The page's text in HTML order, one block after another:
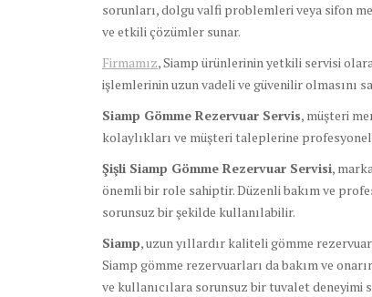
sorunları, dolgu valfi problemleri veya sifon
ve etkili çözümler sunar.
Firmamız, Siamp ürünlerinin yetkili servisi
işlemlerinin uzun vadeli ve güvenilir olmasını
Siamp Gömme Rezervuar Servis, müşteri
kolaylıkları ve müşteri taleplerine
Şişli Siamp Gömme Rezervuar Servisi,
önemli bir role sahiptir. Düzenli bakım ve
sorunsuz bir şekilde kullanılabilir.
Siamp, uzun yıllardır kaliteli gömme
Siamp gömme rezervuarları da bakım ve
ve kullanıcılara sorunsuz bir tuvalet deneyimi